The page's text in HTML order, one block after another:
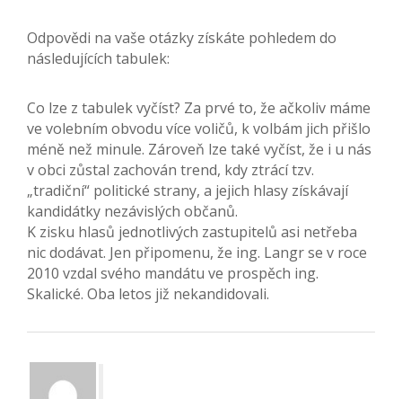
Odpovědi na vaše otázky získáte pohledem do
následujících tabulek:
Co lze z tabulek vyčíst? Za prvé to, že ačkoliv máme
ve volebním obvodu více voličů, k volbám jich přišlo
méně než minule. Zároveň lze také vyčíst, že i u nás
v obci zůstal zachován trend, kdy ztrácí tzv.
„tradiční“ politické strany, a jejich hlasy získávají
kandidátky nezávislých občanů.
K zisku hlasů jednotlivých zastupitelů asi netřeba
nic dodávat. Jen připomenu, že ing. Langr se v roce
2010 vzdal svého mandátu ve prospěch ing.
Skalické. Oba letos již nekandidovali.